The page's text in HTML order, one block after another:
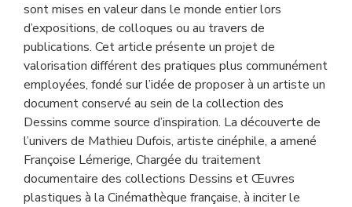
sont mises en valeur dans le monde entier lors
d’expositions, de colloques ou au travers de
publications. Cet article présente un projet de
valorisation différent des pratiques plus communément
employées, fondé sur l’idée de proposer à un artiste un
document conservé au sein de la collection des
Dessins comme source d’inspiration. La découverte de
l’univers de Mathieu Dufois, artiste cinéphile, a amené
Françoise Lémerige, Chargée du traitement
documentaire des collections Dessins et Œuvres
plastiques à la Cinémathèque française, à inciter le